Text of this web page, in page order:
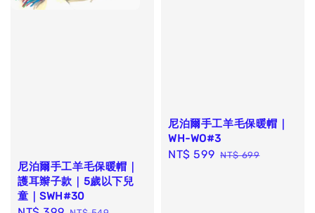
尼泊爾手工羊毛保暖帽｜
護耳辮子款｜5歲以下兒
童｜SWH#30
尼泊爾手工羊毛保暖帽｜
WH-WO#3
Sale
NT$ 599 Regular
NT$ 699